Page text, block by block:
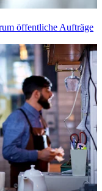
öffentliche Aufträge